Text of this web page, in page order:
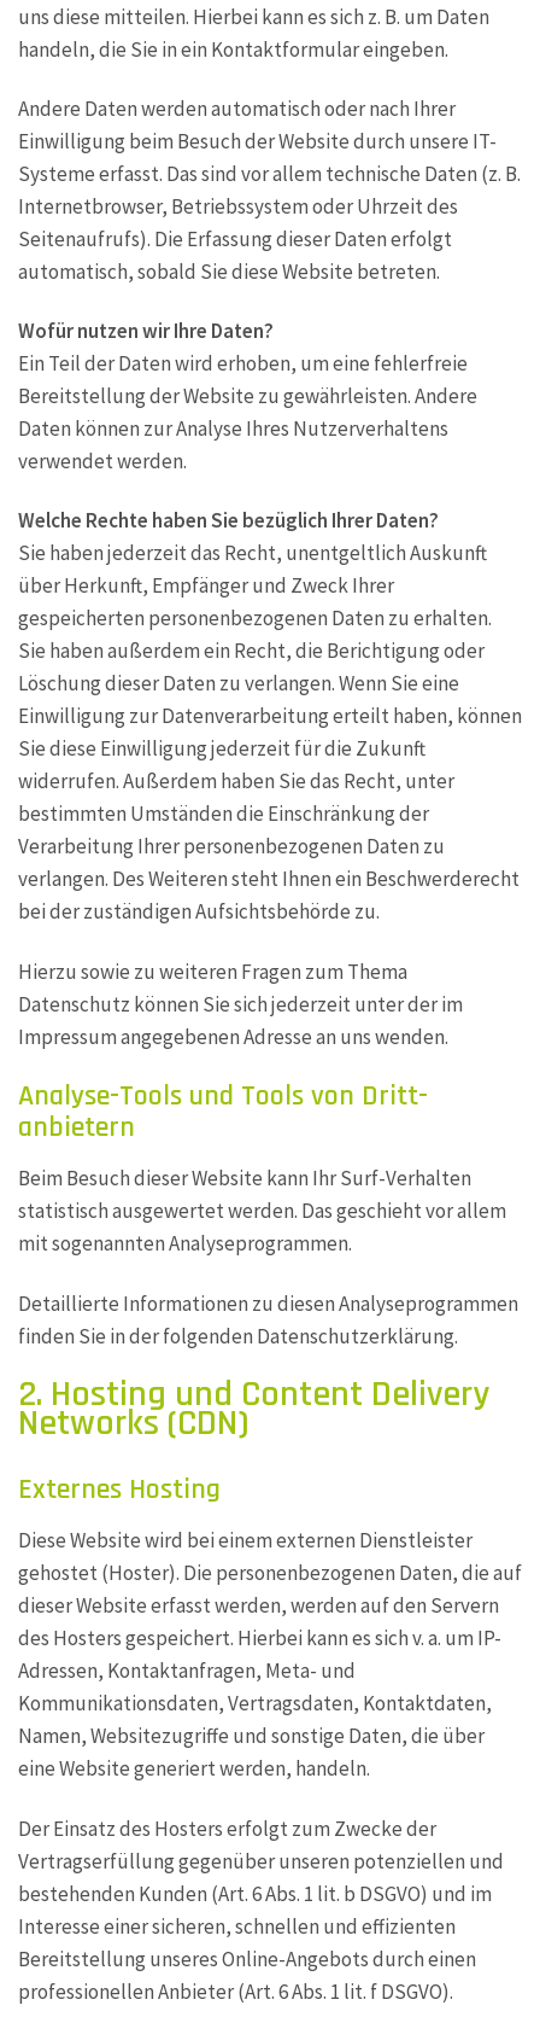
uns diese mitteilen. Hierbei kann es sich z. B. um Daten
handeln, die Sie in ein Kontaktformular eingeben.
Andere Daten werden automatisch oder nach Ihrer
Einwilligung beim Besuch der Website durch unsere IT-
Systeme erfasst. Das sind vor allem technische Daten (z. B.
Internetbrowser, Betriebssystem oder Uhrzeit des
Seitenaufrufs). Die Erfassung dieser Daten erfolgt
automatisch, sobald Sie diese Website betreten.
Wofür nutzen wir Ihre Daten?
Ein Teil der Daten wird erhoben, um eine fehlerfreie
Bereitstellung der Website zu gewährleisten. Andere
Daten können zur Analyse Ihres Nutzerverhaltens
verwendet werden.
Welche Rechte haben Sie bezüglich Ihrer Daten?
Sie haben jederzeit das Recht, unentgeltlich Auskunft
über Herkunft, Empfänger und Zweck Ihrer
gespeicherten personenbezogenen Daten zu erhalten.
Sie haben außerdem ein Recht, die Berichtigung oder
Löschung dieser Daten zu verlangen. Wenn Sie eine
Einwilligung zur Datenverarbeitung erteilt haben, können
Sie diese Einwilligung jederzeit für die Zukunft
widerrufen. Außerdem haben Sie das Recht, unter
bestimmten Umständen die Einschränkung der
Verarbeitung Ihrer personenbezogenen Daten zu
verlangen. Des Weiteren steht Ihnen ein Beschwerderecht
bei der zuständigen Aufsichtsbehörde zu.
Hierzu sowie zu weiteren Fragen zum Thema
Datenschutz können Sie sich jederzeit unter der im
Impressum angegebenen Adresse an uns wenden.
Analyse-Tools und Tools von Dritt­
anbietern
Beim Besuch dieser Website kann Ihr Surf-Verhalten
statistisch ausgewertet werden. Das geschieht vor allem
mit sogenannten Analyseprogrammen.
Detaillierte Informationen zu diesen Analyseprogrammen
finden Sie in der folgenden Datenschutzerklärung.
2. Hosting und Content Delivery
Networks (CDN)
Externes Hosting
Diese Website wird bei einem externen Dienstleister
gehostet (Hoster). Die personenbezogenen Daten, die auf
dieser Website erfasst werden, werden auf den Servern
des Hosters gespeichert. Hierbei kann es sich v. a. um IP-
Adressen, Kontaktanfragen, Meta- und
Kommunikationsdaten, Vertragsdaten, Kontaktdaten,
Namen, Websitezugriffe und sonstige Daten, die über
eine Website generiert werden, handeln.
Der Einsatz des Hosters erfolgt zum Zwecke der
Vertragserfüllung gegenüber unseren potenziellen und
bestehenden Kunden (Art. 6 Abs. 1 lit. b DSGVO) und im
Interesse einer sicheren, schnellen und effizienten
Bereitstellung unseres Online-Angebots durch einen
professionellen Anbieter (Art. 6 Abs. 1 lit. f DSGVO).